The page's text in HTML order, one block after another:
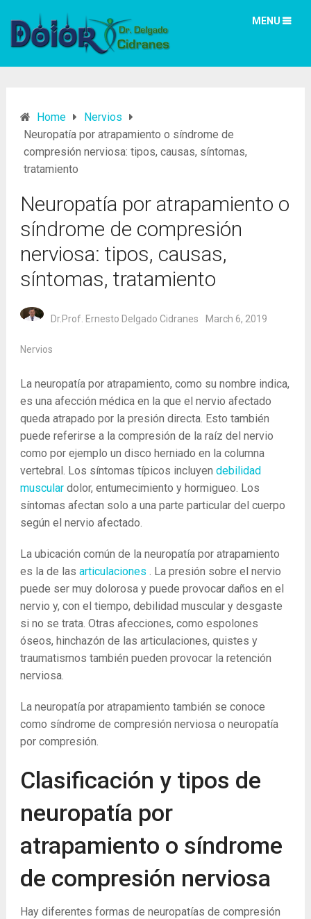
MENU
Home
Nervios
Neuropatía por atrapamiento o síndrome de
compresión nerviosa: tipos, causas, síntomas,
tratamiento
Neuropatía por atrapamiento o
síndrome de compresión
nerviosa: tipos, causas,
síntomas, tratamiento
Dr.Prof. Ernesto Delgado Cidranes March 6, 2019
Nervios
La neuropatía por atrapamiento, como su nombre indica,
es una afección médica en la que el nervio afectado
queda atrapado por la presión directa. Esto también
puede referirse a la compresión de la raíz del nervio
como por ejemplo un disco herniado en la columna
vertebral. Los síntomas típicos incluyen debilidad
muscular dolor, entumecimiento y hormigueo. Los
síntomas afectan solo a una parte particular del cuerpo
según el nervio afectado.
La ubicación común de la neuropatía por atrapamiento
es la de las articulaciones . La presión sobre el nervio
puede ser muy dolorosa y puede provocar daños en el
nervio y, con el tiempo, debilidad muscular y desgaste
si no se trata. Otras afecciones, como espolones
óseos, hinchazón de las articulaciones, quistes y
traumatismos también pueden provocar la retención
nerviosa.
La neuropatía por atrapamiento también se conoce
como síndrome de compresión nerviosa o neuropatía
por compresión.
Clasificación y tipos de
neuropatía por
atrapamiento o síndrome
de compresión nerviosa
Hay diferentes formas de neuropatías de compresión